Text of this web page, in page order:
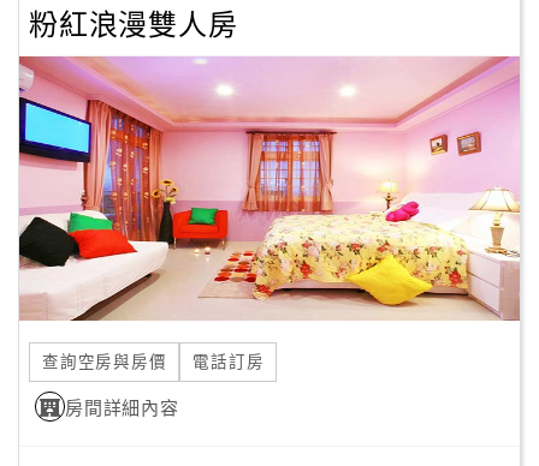
線
上
客
服
利
查
訂
房
Q&A
粉紅浪漫雙人房
查詢空房與房價 電話訂房
房間詳細內容